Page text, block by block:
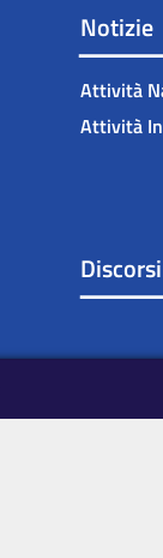
Notizie
Attività
Attività
Discorsi